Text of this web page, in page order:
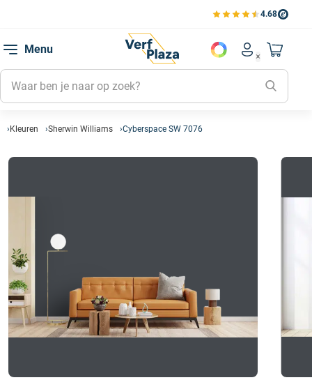
4.68
Bekijk de verfplaza
Menu
Account
Mijn
Mijn
Mijn
Naar
Kleuren Sherwin Williams Cyberspace SW 7076